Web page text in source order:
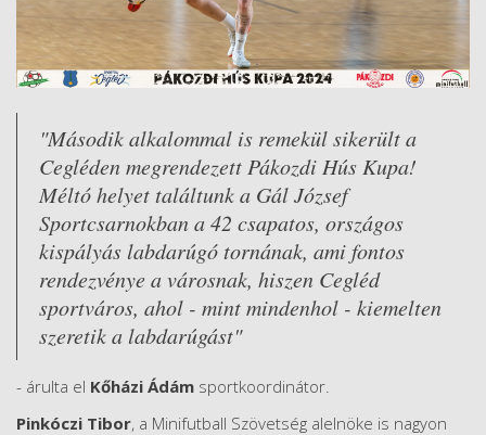
"Második alkalommal is remekül sikerült a
Cegléden megrendezett Pákozdi Hús Kupa!
Méltó helyet találtunk a Gál József
Sportcsarnokban a 42 csapatos, országos
kispályás labdarúgó tornának, ami fontos
rendezvénye a városnak, hiszen Cegléd
sportváros, ahol - mint mindenhol - kiemelten
szeretik a labdarúgást"
- árulta el Kőházi Ádám sportkoordinátor.
Pinkóczi Tibor, a Minifutball Szövetség alelnöke is nagyon